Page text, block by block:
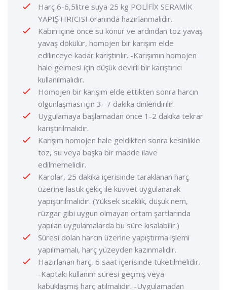
Harç 6-6,5litre suya 25 kg POLİFİX SERAMİK
YAPIŞTIRICISI oranında hazırlanmalıdır.
Kabın içine önce su konur ve ardından toz yavaş
yavaş dökülür, homojen bir karışım elde
edilinceye kadar karıştırılır. -Karışımın homojen
hale gelmesi için düşük devirli bir karıştırıcı
kullanılmalıdır.
Homojen bir karışım elde ettikten sonra harcın
olgunlaşması için 3- 7 dakika dinlendirilir.
Uygulamaya başlamadan önce 1-2 dakika tekrar
karıştırılmalıdır.
Karışım homojen hale geldikten sonra kesinlikle
toz, su veya başka bir madde ilave
edilmemelidir.
Karolar, 25 dakika içerisinde taraklanan harç
üzerine lastik çekiç ile kuvvet uygulanarak
yapıştırılmalıdır. (Yüksek sıcaklık, düşük nem,
rüzgar gibi uygun olmayan ortam şartlarında
yapılan uygulamalarda bu süre kısalabilir.)
Süresi dolan harcın üzerine yapıştırma işlemi
yapılmamalı, harç yüzeyden kazınmalıdır.
Hazırlanan harç, 6 saat içerisinde tüketilmelidir.
-Kaptaki kullanım süresi geçmiş veya
kabuklaşmış harç atılmalıdır. -Uygulamadan